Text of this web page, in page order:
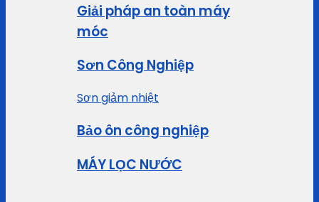
Giải pháp an toàn máy
móc
Sơn Công Nghiệp
Sơn giảm nhiệt
Bảo ôn công nghiệp
MÁY LỌC NƯỚC